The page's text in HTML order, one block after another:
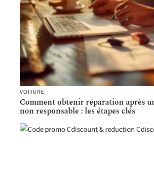
VOITURE
Comment obtenir réparation après
non responsable : les étapes clés